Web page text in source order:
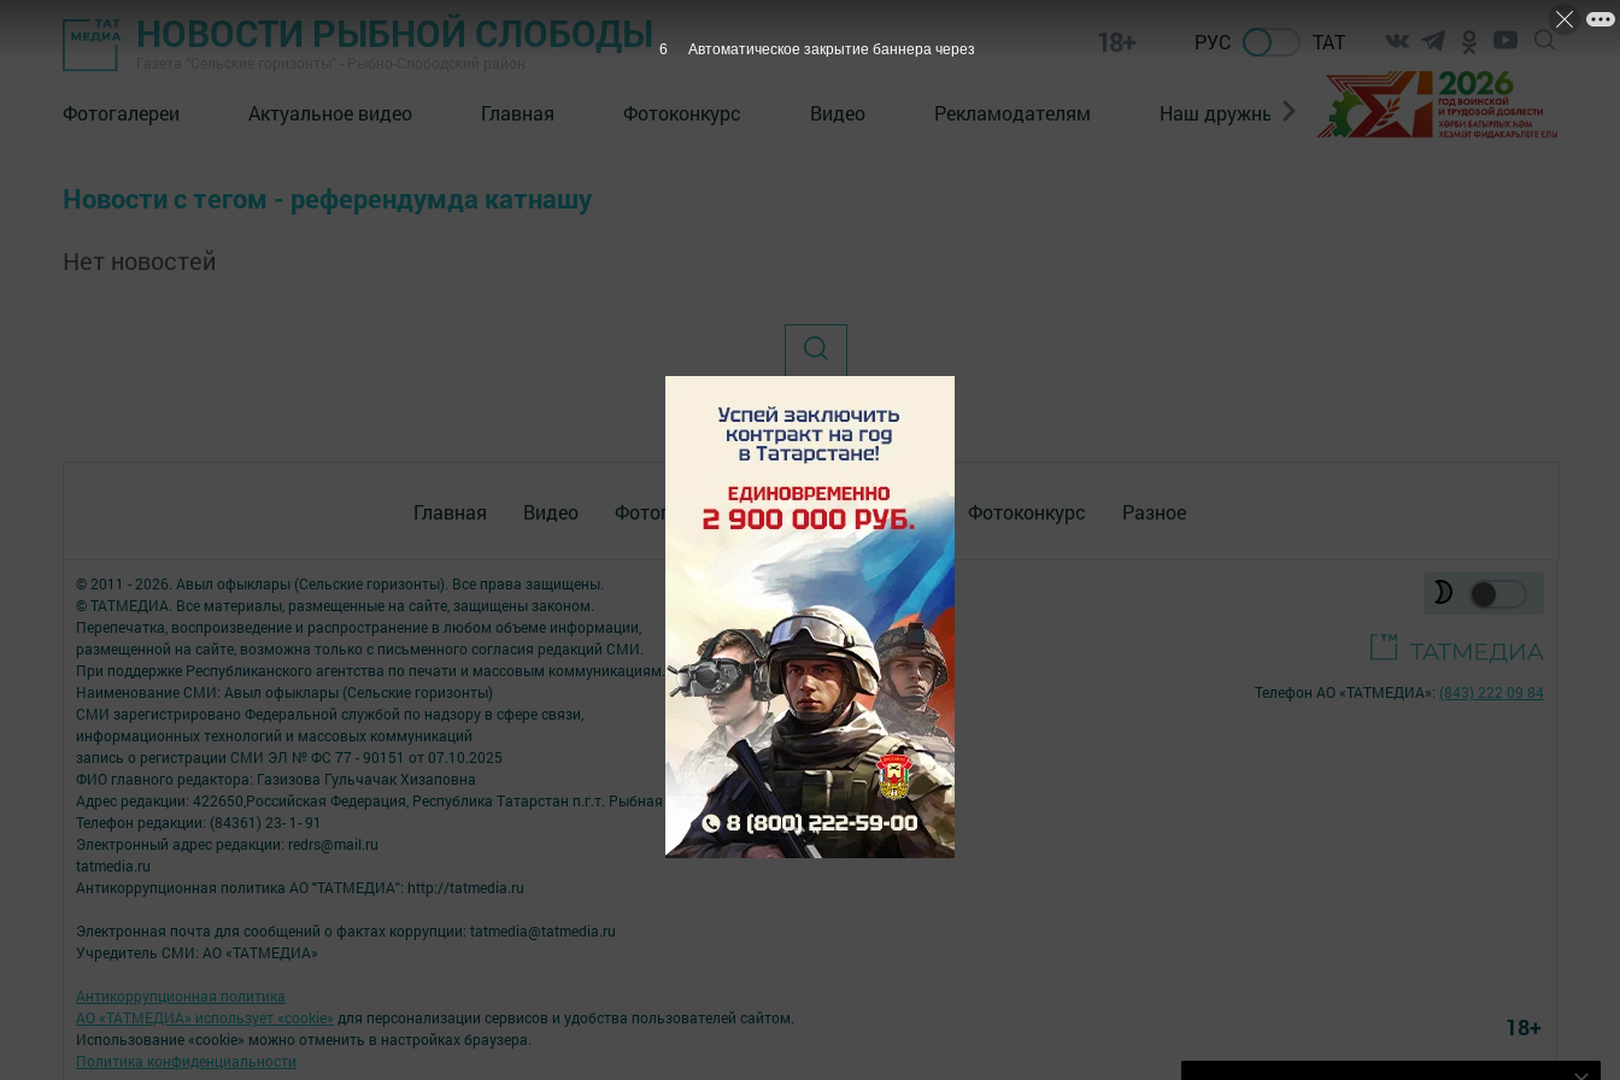
НОВОСТИ РЫБНОЙ СЛОБОДЫ 18+ РУС ТАТ
Фотогалереи Актуальное видео Главная Фотоконкурс Видео Рекламодателям Наш дружный коллектив Документы
Новости с тегом - референдумда катнашу
Нет новостей
Главная Видео Фотогалереи Актуальное видео Фотоконкурс Разное
© 2011 - 2026. Авыл офыклары (Сельские горизонты). Все права защищены.
© ТАТМЕДИА. Все материалы, размещенные на сайте, защищены законом.
Перепечатка, воспроизведение и распространение в любом объеме информации,
размещенной на сайте, возможна только с письменного согласия редакций СМИ.
При поддержке Республиканского агентства по печати и массовым коммуникациям.
Наименование СМИ: Авыл офыклары (Сельские горизонты)
СМИ зарегистрировано Федеральной службой по надзору в сфере связи,
информационных технологий и массовых коммуникаций
запись о регистрации СМИ ЭЛ № ФС 77 - 90151 от 07.10.2025
ФИО главного редактора: Газизова Гульчачак Хизаповна
Адрес редакции: 422650,Российская Федерация, Республика Татарстан п.г.т. Рыбная Слобода, ул. Ленина, 81Б
Телефон редакции: (84361) 23- 1- 91
Электронный адрес редакции: redrs@mail.ru
tatmedia.ru
Антикоррупционная политика АО "ТАТМЕДИА": http://tatmedia.ru
Электронная почта для сообщений о фактах коррупции: tatmedia@tatmedia.ru
Учредитель СМИ: АО «ТАТМЕДИА»
Антикоррупционная политика
АО «ТАТМЕДИА» использует «cookie» для персонализации сервисов и удобства пользователей сайтом.
Использование «cookie» можно отменить в настройках браузера.
Политика конфиденциальности
Телефон АО «ТАТМЕДИА»: (843) 222 09 84
18+
6 Автоматическое закрытие баннера через